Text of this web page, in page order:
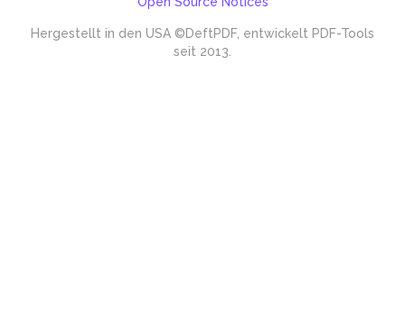
Hergestellt in den USA ©DeftPDF, entwickelt PDF-Tools
seit 2013.